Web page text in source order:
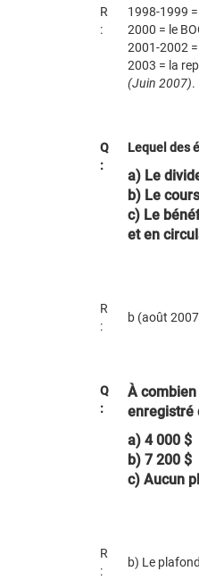
R
:
1998-1999
2000 = le
2001-2002
2003 = la
(Juin 2007).
Q
:
Lequel des
a) Le
b) Le
c) Le
et en
R
:
b (août
Q
:
À
enregistré
a) 4 000 $
b) 7 200 $
c) Aucun
R
:
b) Le